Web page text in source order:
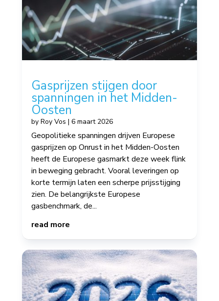
Gasprijzen stijgen door
spanningen in het Midden-
Oosten
by Roy Vos | 6 maart 2026
Geopolitieke spanningen drijven Europese
gasprijzen op Onrust in het Midden-Oosten
heeft de Europese gasmarkt deze week flink
in beweging gebracht. Vooral leveringen op
korte termijn laten een scherpe prijsstijging
zien. De belangrijkste Europese
gasbenchmark, de...
read more